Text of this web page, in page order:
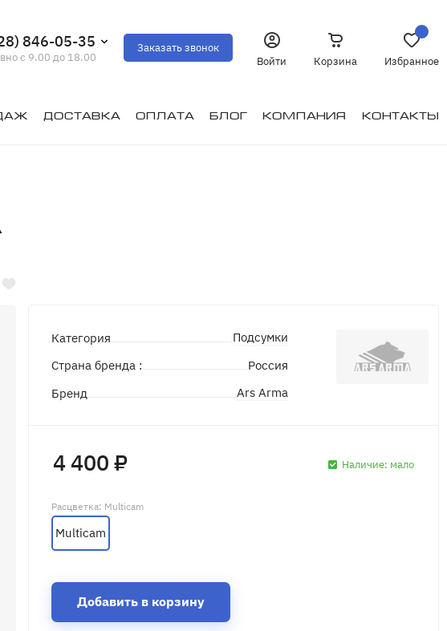
846-05-35
с 9.00 до 18.00
Заказать звонок
Войти
Корзина Избранное
Доставка Оплата Блог Компания Контакты
Категория
Подсумки
Страна бренда :
Россия
Бренд
Ars Arma
Расцветка: Multicam
Multicam
4 400 ₽ Наличие: мало
Добавить в корзину